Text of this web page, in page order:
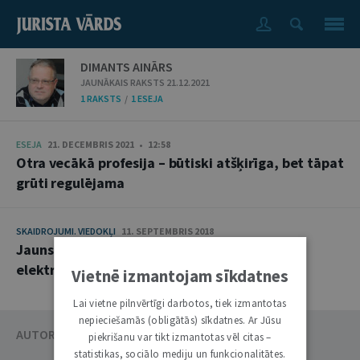
DIMANTS AINĀRS
JAUNĀKAIS RAKSTS 21.12.2021
1 RAKSTS / 1 ESEJA
ESEJA 21. DECEMBRIS 2021 • 12:58
Otra vecākā profesija – būtiski atšķirīga, bet tāpat
grūti regulējama
SKAIDROJUMI. VIEDOKĻI 11. SEPTEMBRIS 2018
Jauns regulējums Latvijas sabiedriskajiem
elektroniskajiem plašsaziņas medijiem
AUTORU KATALOGS
Vietnē izmantojam sīkdatnes
Lai vietne pilnvērtīgi darbotos, tiek izmantotas
nepieciešamās (obligātās) sīkdatnes. Ar Jūsu
piekrišanu var tikt izmantotas vēl citas –
statistikas, sociālo mediju un funkcionalitātes.